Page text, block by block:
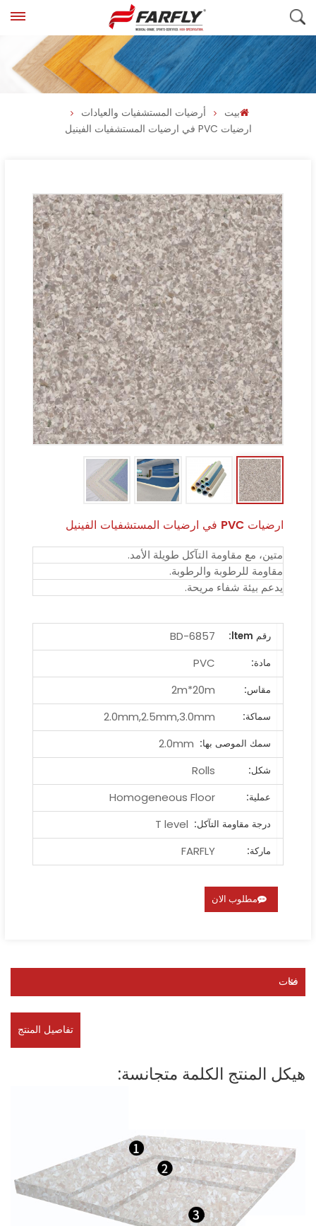
بيت
أرضيات المستشفيات والعيادات
ارضيات PVC في ارضيات المستشفيات الفينيل
ارضيات PVC في ارضيات المستشفيات الفينيل
متين، مع مقاومة التآكل طويلة الأمد.
مقاومة للرطوبة والرطوبة.
يدعم بيئة شفاء مريحة.
رقم ltem:
BD-6857
مادة:
PVC
مقاس:
2m*20m
سماكة:
2.0mm,2.5mm,3.0mm
سمك الموصى بها: 2.0mm
شكل:
Rolls
عملية:
Homogeneous Floor
درجة مقاومة التآكل: T level
ماركة:
FARFLY
مطلوب الان
فئات
تفاصيل المنتج
هيكل المنتج الكلمة متجانسة: